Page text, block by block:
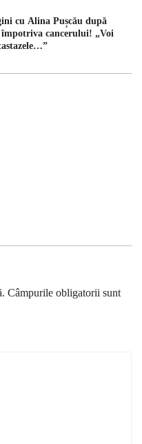
cu Alina Pușcău după
cancerului! „Voi
Câmpurile obligatorii sunt